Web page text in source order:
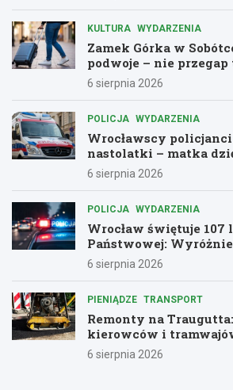
KULTURA WYDARZENIA
Zamek Górka w
podwoje – nie
przygody!
6 sierpnia 2026
POLICJA WYDARZENIA
Wrocławscy
nastolatki – matka
6 sierpnia 2026
POLICJA WYDARZENIA
Wrocław świętuje 107
Państwowej:
podziękowania dla
6 sierpnia 2026
PIENIĄDZE TRANSPORT
Remonty na
kierowców i
6 sierpnia 2026